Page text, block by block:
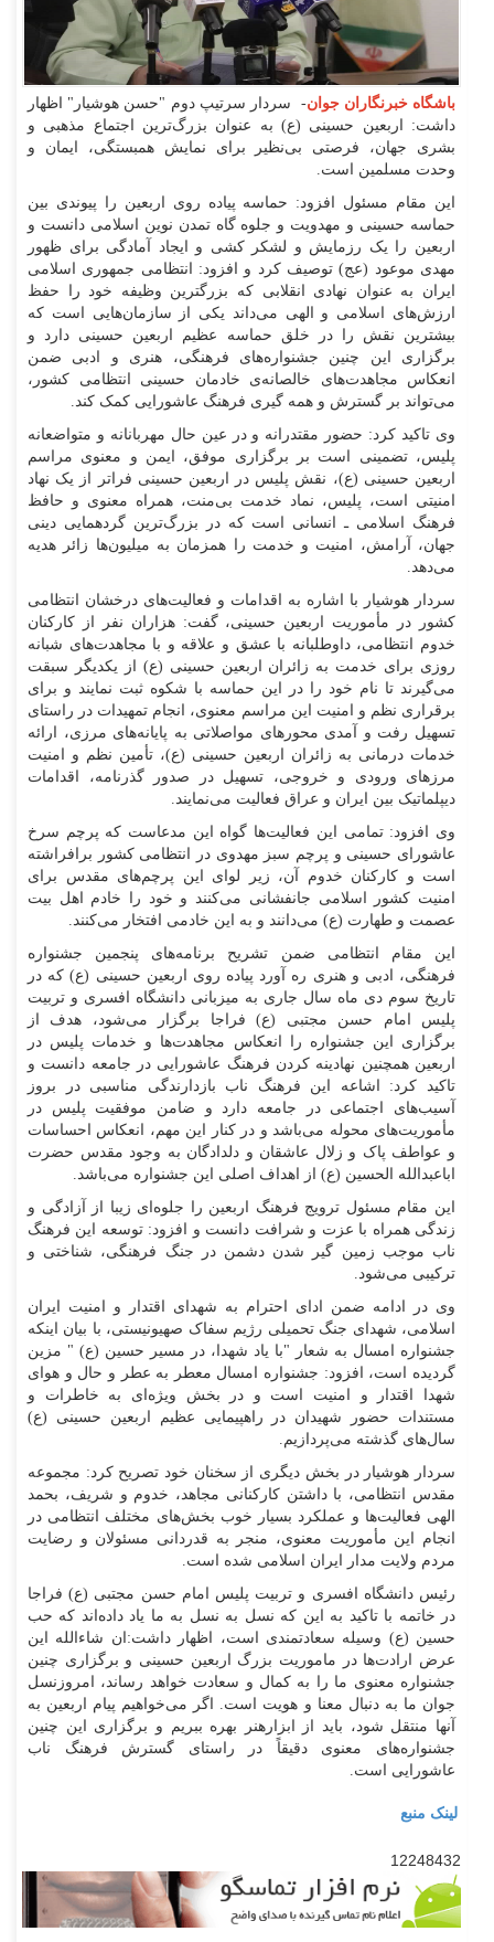
باشگاه خبرنگاران جوان- سردار سرتیپ دوم "حسن هوشیار" اظهار
داشت: اربعین حسینی (ع) به عنوان بزرگ‌ترین اجتماع مذهبی و
بشری جهان، فرصتی بی‌نظیر برای نمایش همبستگی، ایمان و
وحدت مسلمین است.
این مقام مسئول افزود: حماسه پیاده روی اربعین را پیوندی بین
حماسه حسینی و مهدویت و جلوه گاه تمدن نوین اسلامی دانست و
اربعین را یک رزمایش و لشکر کشی و ایجاد آمادگی برای ظهور
مهدی موعود (عج) توصیف کرد و افزود: انتظامی جمهوری اسلامی
ایران به عنوان نهادی انقلابی که بزرگترین وظیفه خود را حفظ
ارزش‌های اسلامی و الهی می‌داند یکی از سازمان‌هایی است که
بیشترین نقش را در خلق حماسه عظیم اربعین حسینی دارد و
برگزاری این چنین جشنواره‌های فرهنگی، هنری و ادبی ضمن
انعکاس مجاهدت‌های خالصانه‌ی خادمان حسینی انتظامی کشور،
می‌تواند بر گسترش و همه گیری فرهنگ عاشورایی کمک کند.
وی تاکید کرد: حضور مقتدرانه و در عین حال مهربانانه و متواضعانه
پلیس، تضمینی است بر برگزاری موفق، ایمن و معنوی مراسم
اربعین حسینی (ع)، نقش پلیس در اربعین حسینی فراتر از یک نهاد
امنیتی است، پلیس، نماد خدمت بی‌منت، همراه معنوی و حافظ
فرهنگ اسلامی ـ انسانی است که در بزرگ‌ترین گردهمایی دینی
جهان، آرامش، امنیت و خدمت را همزمان به میلیون‌ها زائر هدیه
می‌دهد.
سردار هوشیار با اشاره به اقدامات و فعالیت‌های درخشان انتظامی
کشور در مأموریت اربعین حسینی، گفت: هزاران نفر از کارکنان
خدوم انتظامی، داوطلبانه با عشق و علاقه و با مجاهدت‌های شبانه
روزی برای خدمت به زائران اربعین حسینی (ع) از یکدیگر سبقت
می‌گیرند تا نام خود را در این حماسه با شکوه ثبت نمایند و برای
برقراری نظم و امنیت این مراسم معنوی، انجام تمهیدات در راستای
تسهیل رفت و آمدی محور‌های مواصلاتی به پایانه‌های مرزی، ارائه
خدمات درمانی به زائران اربعین حسینی (ع)، تأمین نظم و امنیت
مرز‌های ورودی و خروجی، تسهیل در صدور گذرنامه، اقدامات
دیپلماتیک بین ایران و عراق فعالیت می‌نمایند.
وی افزود: تمامی این فعالیت‌ها گواه این مدعاست که پرچم سرخ
عاشورای حسینی و پرچم سبز مهدوی در انتظامی کشور برافراشته
است و کارکنان خدوم آن، زیر لوای این پرچم‌های مقدس برای
امنیت کشور اسلامی جانفشانی می‌کنند و خود را خادم اهل بیت
عصمت و طهارت (ع) می‌دانند و به این خادمی افتخار می‌کنند.
این مقام انتظامی ضمن تشریح برنامه‌های پنجمین جشنواره
فرهنگی، ادبی و هنری ره آورد پیاده روی اربعین حسینی (ع) که در
تاریخ سوم دی ماه سال جاری به میزبانی دانشگاه افسری و تربیت
پلیس امام حسن مجتبی (ع) فراجا برگزار می‌شود، هدف از
برگزاری این جشنواره را انعکاس مجاهدت‌ها و خدمات پلیس در
اربعین همچنین نهادینه کردن فرهنگ عاشورایی در جامعه دانست و
تاکید کرد: اشاعه این فرهنگ ناب بازدارندگی مناسبی در بروز
آسیب‌های اجتماعی در جامعه دارد و ضامن موفقیت پلیس در
مأموریت‌های محوله می‌باشد و در کنار این مهم، انعکاس احساسات
و عواطف پاک و زلال عاشقان و دلدادگان به وجود مقدس حضرت
اباعبدالله الحسین (ع) از اهداف اصلی این جشنواره می‌باشد.
این مقام مسئول ترویج فرهنگ اربعین را جلوه‌ای زیبا از آزادگی و
زندگی همراه با عزت و شرافت دانست و افزود: توسعه این فرهنگ
ناب موجب زمین گیر شدن دشمن در جنگ فرهنگی، شناختی و
ترکیبی می‌شود.
وی در ادامه ضمن ادای احترام به شهدای اقتدار و امنیت ایران
اسلامی، شهدای جنگ تحمیلی رژیم سفاک صهیونیستی، با بیان اینکه
جشنواره امسال به شعار "با یاد شهدا، در مسیر حسین (ع) " مزین
گردیده است، افزود: جشنواره امسال معطر به عطر و حال و هوای
شهدا اقتدار و امنیت است و در بخش ویژه‌ای به خاطرات و
مستندات حضور شهیدان در راهپیمایی عظیم اربعین حسینی (ع)
سال‌های گذشته می‌پردازیم.
سردار هوشیار در بخش دیگری از سخنان خود تصریح کرد: مجموعه
مقدس انتظامی، با داشتن کارکنانی مجاهد، خدوم و شریف، بحمد
الهی فعالیت‌ها و عملکرد بسیار خوب بخش‌های مختلف انتظامی در
انجام این مأموریت معنوی، منجر به قدردانی مسئولان و رضایت
مردم ولایت مدار ایران اسلامی شده است.
رئیس دانشگاه افسری و تربیت پلیس امام حسن مجتبی (ع) فراجا
در خاتمه با تاکید به این که نسل به نسل به ما یاد داده‌اند که حب
حسین (ع) وسیله سعادتمندی است، اظهار داشت:ان شاءالله این
عرض ارادت‌ها در ماموریت بزرگ اربعین حسینی و برگزاری چنین
جشنواره معنوی ما را به کمال و سعادت خواهد رساند، امروزنسل
جوان ما به دنبال معنا و هویت است. اگر می‌خواهیم پیام اربعین به
آنها منتقل شود، باید از ابزارهنر بهره ببریم و برگزاری این چنین
جشنواره‌های معنوی دقیقاً در راستای گسترش فرهنگ ناب
عاشورایی است.
لینک منبع
12248432